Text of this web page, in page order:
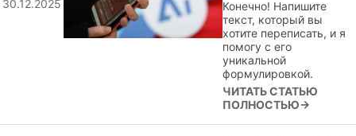
30.12.2025
Конечно! Напишите
текст, который вы
хотите переписать, и я
помогу с его
уникальной
формулировкой.
ЧИТАТЬ СТАТЬЮ
ПОЛНОСТЬЮ→